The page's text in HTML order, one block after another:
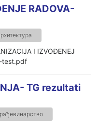
RADOVA-
I IZVOĐENEJ
test.pdf
TG rezultati